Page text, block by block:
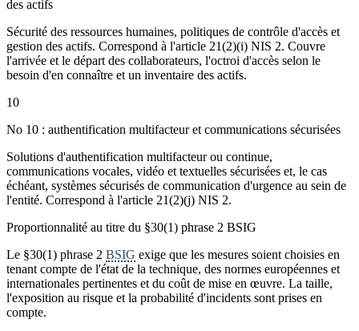
des actifs
Sécurité des ressources humaines, politiques de contrôle d'accès et
gestion des actifs. Correspond à l'article 21(2)(i) NIS 2. Couvre
l'arrivée et le départ des collaborateurs, l'octroi d'accès selon le
besoin d'en connaître et un inventaire des actifs.
10
No 10 : authentification multifacteur et communications sécurisées
Solutions d'authentification multifacteur ou continue,
communications vocales, vidéo et textuelles sécurisées et, le cas
échéant, systèmes sécurisés de communication d'urgence au sein de
l'entité. Correspond à l'article 21(2)(j) NIS 2.
Proportionnalité au titre du §30(1) phrase 2 BSIG
Le §30(1) phrase 2 BSIG exige que les mesures soient choisies en
tenant compte de l'état de la technique, des normes européennes et
internationales pertinentes et du coût de mise en œuvre. La taille,
l'exposition au risque et la probabilité d'incidents sont prises en
compte.